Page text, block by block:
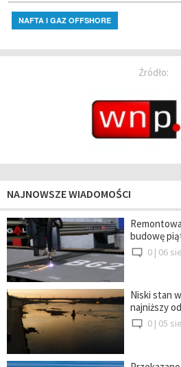
NAFTA I GAZ OFFSHORE
Źródło:
NAJNOWSZE WIADOMOŚCI
budowę
0 | 06
Niski stan
najniższy
0 | 05